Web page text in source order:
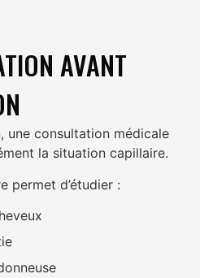
AVANT
une consultation médicale
la situation capillaire.
permet d’étudier :